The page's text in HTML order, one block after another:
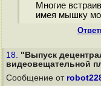
Многие
имея мышку
18. "Выпуск
видеовещательной
Сообщение от